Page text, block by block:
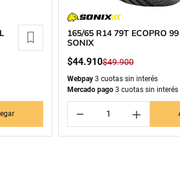
165/65 R14 79T ECOPRO 99
SONIX
$44.910$49.900
Webpay3 cuotas sin interés
Mercado pago3 cuotas sin interés
＋
－